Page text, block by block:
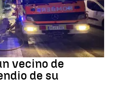
vecino de
de su